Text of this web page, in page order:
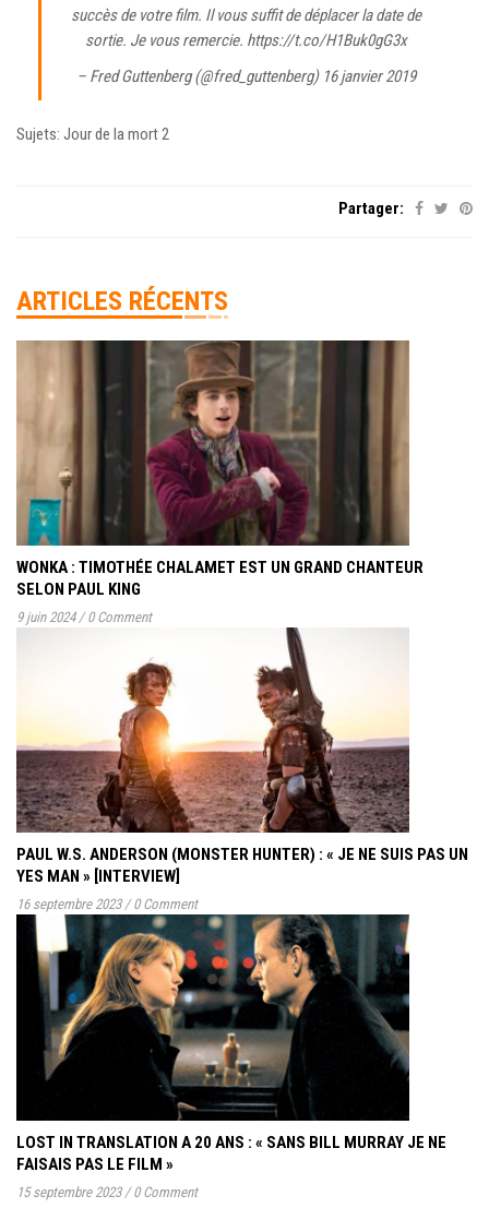
succès de votre film. Il vous suffit de déplacer la date de
sortie. Je vous remercie. https://t.co/H1Buk0gG3x
– Fred Guttenberg (@fred_guttenberg) 16 janvier 2019
Sujets: Jour de la mort 2
Partager:
ARTICLES RÉCENTS
WONKA : TIMOTHÉE CHALAMET EST UN GRAND CHANTEUR
SELON PAUL KING
9 juin 2024 / 0 Comment
PAUL W.S. ANDERSON (MONSTER HUNTER) : « JE NE SUIS PAS UN
YES MAN » [INTERVIEW]
16 septembre 2023 / 0 Comment
LOST IN TRANSLATION A 20 ANS : « SANS BILL MURRAY JE NE
FAISAIS PAS LE FILM »
15 septembre 2023 / 0 Comment